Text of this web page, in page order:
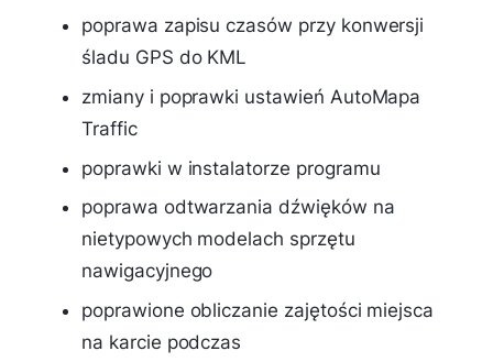
poprawa zapisu czasów przy konwersji
śladu GPS do KML
zmiany i poprawki ustawień AutoMapa
Traffic
poprawki w instalatorze programu
poprawa odtwarzania dźwięków na
nietypowych modelach sprzętu
nawigacyjnego
poprawione obliczanie zajętości miejsca
na karcie podczas